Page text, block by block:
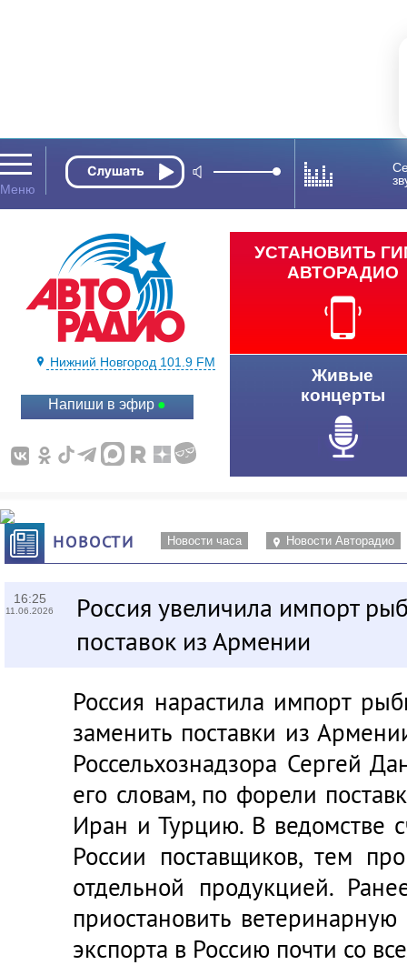
Нижний Новгород 101.9 FM
Напиши в эфир
УСТАНОВИТЬ
АВТОРАДИО
Живые
концерты
НОВОСТИ Новости часа Новости Авторадио
16:25
11.06.2026
Россия увеличила импорт
поставок из Армении
Россия нарастила импорт
заменить поставки из
Россельхознадзора Сергей
его словам, по форели
Иран и Турцию. В ведомстве
России поставщиков, тем
отдельной продукцией.
приостановить
экспорта в Россию почти со